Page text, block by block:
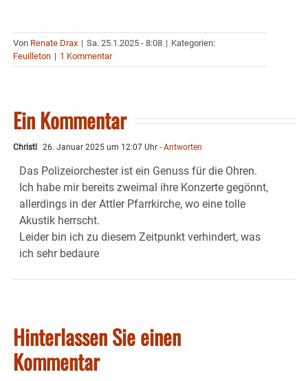
Von Renate Drax | Sa. 25.1.2025 - 8:08 | Kategorien:
Feuilleton | 1 Kommentar
Ein Kommentar
Christl 26. Januar 2025 um 12:07 Uhr - Antworten
Das Polizeiorchester ist ein Genuss für die Ohren.
Ich habe mir bereits zweimal ihre Konzerte gegönnt,
allerdings in der Attler Pfarrkirche, wo eine tolle
Akustik herrscht.
Leider bin ich zu diesem Zeitpunkt verhindert, was
ich sehr bedaure
Hinterlassen Sie einen
Kommentar